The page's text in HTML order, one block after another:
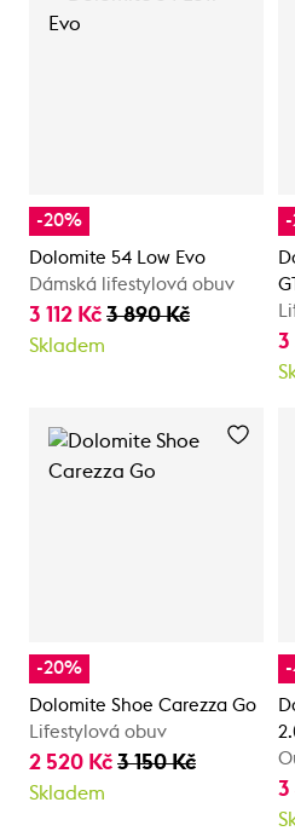
-20%
Dolomite 54 Low Evo
Dámská lifestylová obuv
3 112 Kč 3 890 Kč
Skladem 3
-20%
Dolomite Shoe Carezza Go
Lifestylová obuv
2 520 Kč 3 150 Kč
Skladem 3